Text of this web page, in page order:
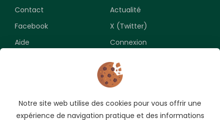
Contact
Actualité
Facebook
X (Twitter)
Aide
Connexion
Souscrivez pour recevoir les meilleures opportunités.
Notre site web utilise des cookies pour vous offrir une
expérience de navigation pratique et des informations